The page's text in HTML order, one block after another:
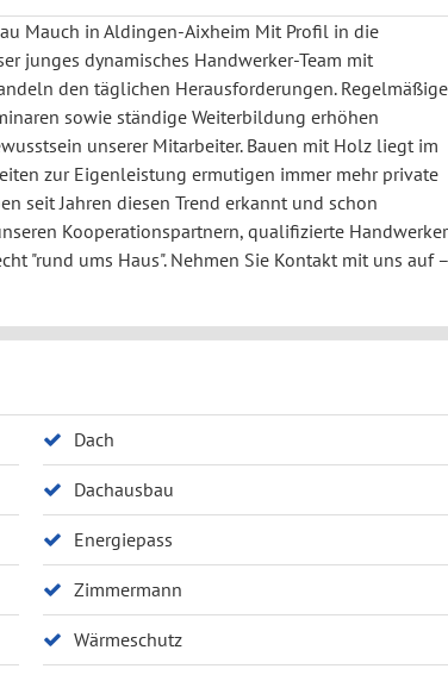
Mauch in Aldingen-Aixheim Mit Profil in die
junges dynamisches Handwerker-Team mit
den täglichen Herausforderungen. Regelmäßige
sowie ständige Weiterbildung erhöhen
unserer Mitarbeiter. Bauen mit Holz liegt im
zur Eigenleistung ermutigen immer mehr private
seit Jahren diesen Trend erkannt und schon
Kooperationspartnern, qualifizierte Handwerker
"rund ums Haus". Nehmen Sie Kontakt mit uns auf
Dach
Dachausbau
Energiepass
Zimmermann
Wärmeschutz